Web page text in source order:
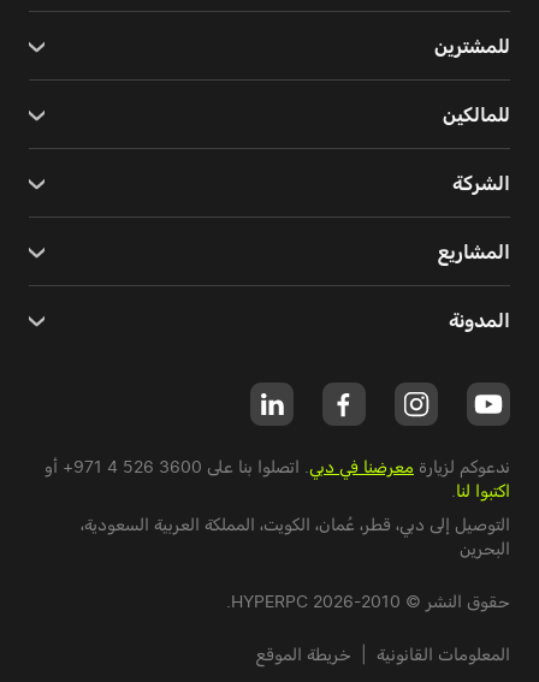
للمشترين
للمالكين
الشركة
المشاريع
المدونة
ندعوكم لزيارة معرضنا في دبي . اتصلوا بنا على +971 4 526 3600 أو
اكتبوا لنا
التوصيل إلى دبي، قطر، عُمان، الكويت، المملكة العربية السعودية،
البحرين
حقوق النشر © 2010-2026 HYPERPC.
المعلومات القانونية خريطة الموقع